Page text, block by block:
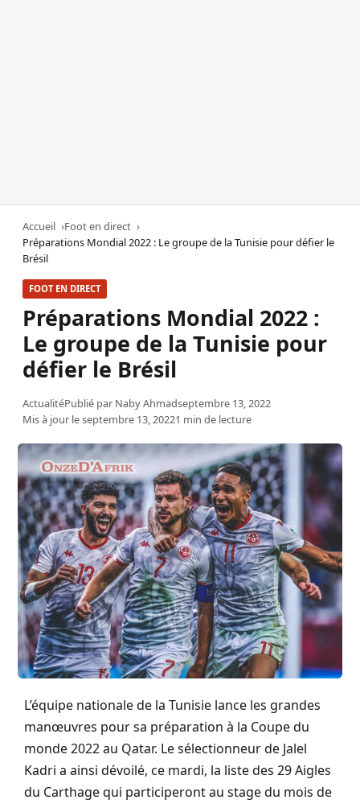
Accueil
Foot en direct
Préparations Mondial 2022 : Le groupe de la Tunisie pour défier le
Brésil
FOOT EN DIRECT
Préparations Mondial 2022 :
Le groupe de la Tunisie pour
défier le Brésil
ActualitéPublié par Naby Ahmadseptembre 13, 2022
Mis à jour le septembre 13, 20221 min de lecture
L’équipe nationale de la Tunisie lance les grandes
manœuvres pour sa préparation à la Coupe du
monde 2022 au Qatar. Le sélectionneur de Jalel
Kadri a ainsi dévoilé, ce mardi, la liste des 29 Aigles
du Carthage qui participeront au stage du mois de